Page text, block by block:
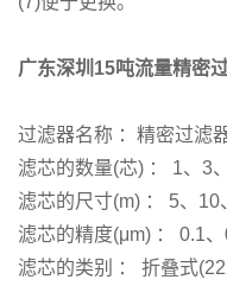
广东深圳15吨流量精密
过滤器名称 ：精密过滤
滤芯的数量(芯) ： 1、3
滤芯的尺寸(m) ： 5、10
滤芯的精度(μm) ： 0.1
滤芯的类别 ： 折叠式